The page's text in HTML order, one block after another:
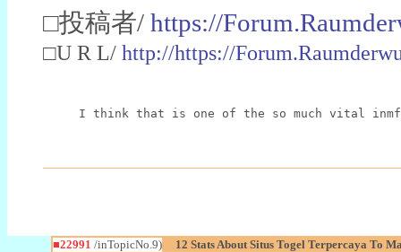
□投稿者/ https://
□U R L/ http://https://
I think that is one of the so much vital
■22991 /inTopicNo.9) 12 Stats About Situs Togel Terpercaya To